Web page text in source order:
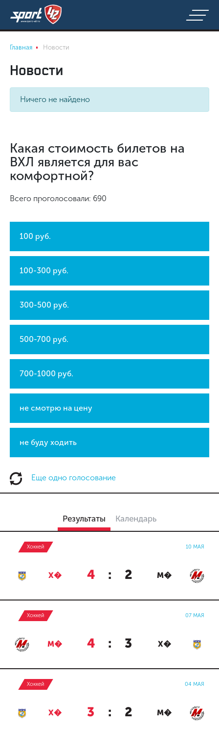
Главная Новости
Новости
Ничего не найдено
Какая стоимость билетов на
ВХЛ является для вас
комфортной?
Всего проголосовали: 690
100 руб.
100-300 руб.
300-500 руб.
500-700 руб.
700-1000 руб.
не смотрю на цену
не буду ходить
Еще одно голосование
Результаты Календарь
Хоккей 10 МАЯ
Х� 4 : 2 М�
Хоккей 07 МАЯ
М� 4 : 3 Х�
Хоккей 04 МАЯ
Х� 3 : 2 М�